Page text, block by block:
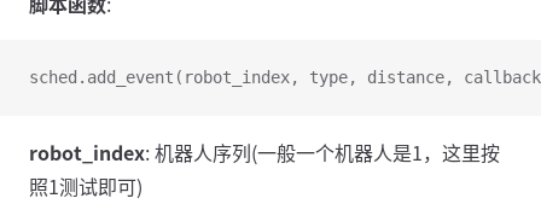
sched.add_event(robot_index, type, distance,
robot_index: 机器人序列(一般一个机器人是1，这里按
照1测试即可)